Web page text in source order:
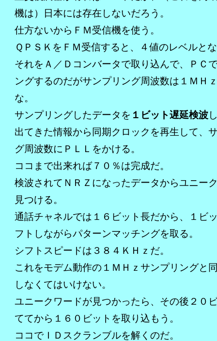
機は）日本には存在しないだろう。
仕方ないからＦＭ受信機を使う。
ＱＰＳＫをＦＭ受信すると、４値のレベルと
それをＡ／Ｄコンバータで取り込んで、ＰＣ
ングするのだがサンプリング周波数は１ＭＨ
な。
サンプリングしたデータを １ビット遅延検波
出てきた情報から同期クロックを再生して、
グ周波数にＰＬＬをかける。
ココまで出来れば７０％は完成だ。
検波されてＮＲＺになったデータからユニー
見つける。
通話チャネルでは１６ビット長だから、１ビ
フトしながらパターンマッチングを取る。
シフトスピードは３８４ＫＨｚだ。
これをモデム動作の１ＭＨｚサンプリングと
しなくてはいけない。
ユニークワードが見つかったら、その後２０
ててから１６０ビットを取り込もう。
ココでＩＤスクランブルを解くのだ。